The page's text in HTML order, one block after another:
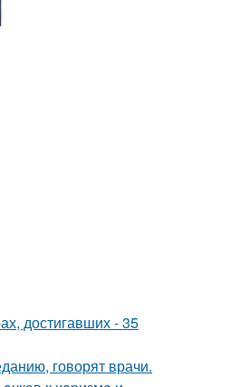
достигавших - 35
говорят врачи.